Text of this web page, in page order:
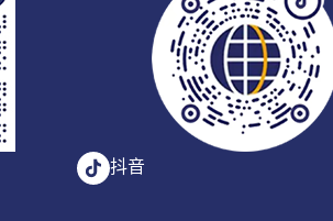
抖音